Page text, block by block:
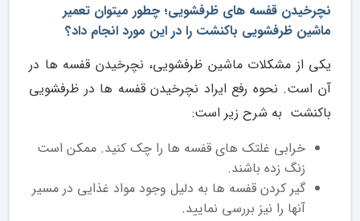
نچرخیدن قفسه های ظرفشویی؛ چطور میتوان تعمیر
ماشین ظرفشویی باکنشت را در این مورد انجام داد؟
یکی از مشکلات ماشین ظرفشویی، نچرخیدن قفسه ها در
آن است. نحوه رفع ایراد نچرخیدن قفسه ها در ظرفشویی
باکنشت به شرح زیر است:
خرابی غلتک های قفسه ها را چک کنید. ممکن است
زنگ زده باشند.
گیر کردن قفسه ها به دلیل وجود مواد غذایی در مسیر
آنها را نیز بررسی نمایید.